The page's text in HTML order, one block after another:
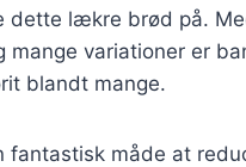
dette lækre brød på.
mange variationer er
blandt mange.
fantastisk måde at